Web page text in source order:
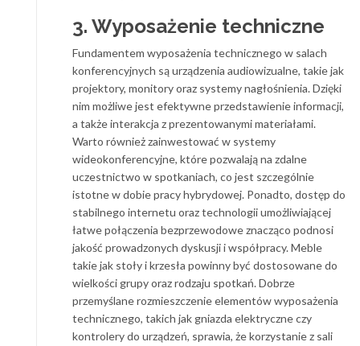
3. Wyposażenie techniczne
Fundamentem wyposażenia technicznego w salach
konferencyjnych są urządzenia audiowizualne, takie jak
projektory, monitory oraz systemy nagłośnienia. Dzięki
nim możliwe jest efektywne przedstawienie informacji,
a także interakcja z prezentowanymi materiałami.
Warto również zainwestować w systemy
wideokonferencyjne, które pozwalają na zdalne
uczestnictwo w spotkaniach, co jest szczególnie
istotne w dobie pracy hybrydowej. Ponadto, dostęp do
stabilnego internetu oraz technologii umożliwiającej
łatwe połączenia bezprzewodowe znacząco podnosi
jakość prowadzonych dyskusji i współpracy. Meble
takie jak stoły i krzesła powinny być dostosowane do
wielkości grupy oraz rodzaju spotkań. Dobrze
przemyślane rozmieszczenie elementów wyposażenia
technicznego, takich jak gniazda elektryczne czy
kontrolery do urządzeń, sprawia, że korzystanie z sali